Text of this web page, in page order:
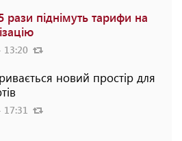
рази піднімуть тарифи на
13:20
новий простір для